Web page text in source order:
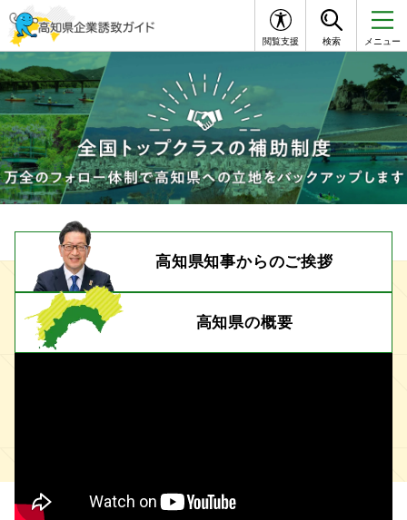
閲覧支援 検索 メニュー
高知県知事からのご挨拶
高知県の概要